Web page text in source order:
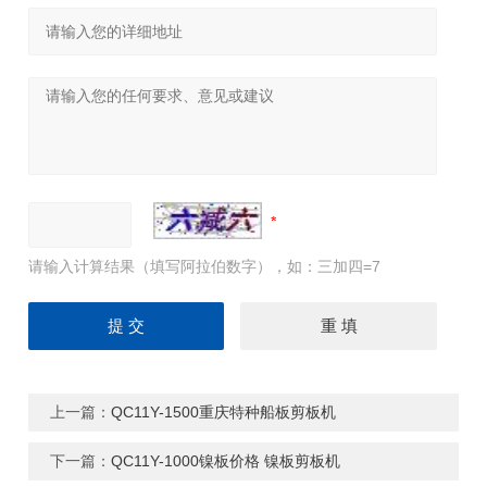
请输入计算结果（填写阿拉伯数字），如：三加四=7
上一篇：QC11Y-1500重庆特种船板剪板机
下一篇：QC11Y-1000镍板价格 镍板剪板机